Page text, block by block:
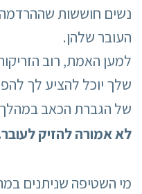
נשים חוששות
העובר שלהן.
למען האמת, רוב
שלך יוכל להציע לך
של הגברת הכאב
לא אמורה להזיק
מי השטיפה שניתנים